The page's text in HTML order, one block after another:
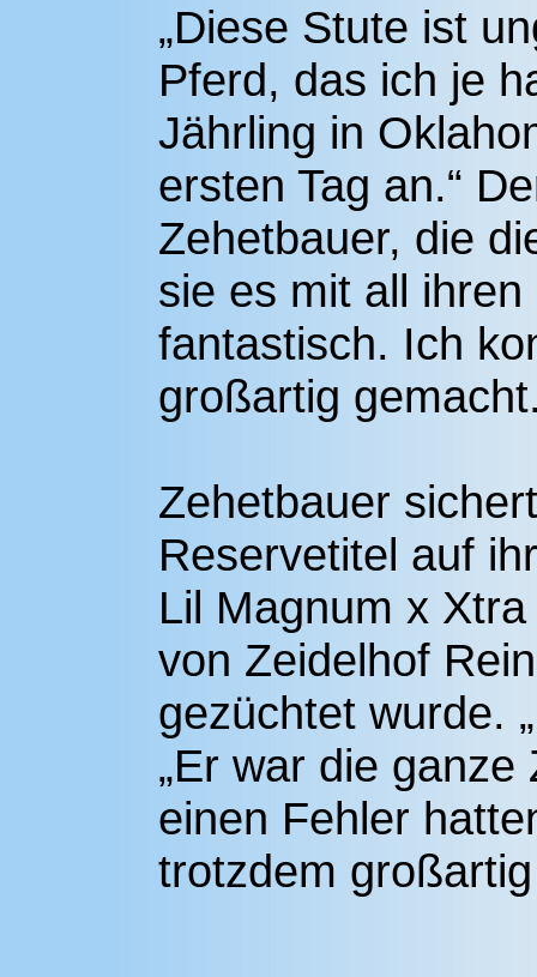
„Diese Stute ist
Pferd, das ich je
Jährling in
ersten Tag an.“
Zehetbauer, die
sie es mit all
fantastisch. Ich
großartig
Zehetbauer
Reservetitel auf
Lil Magnum x
von Zeidelhof
gezüchtet wurde.
„Er war die
einen Fehler
trotzdem